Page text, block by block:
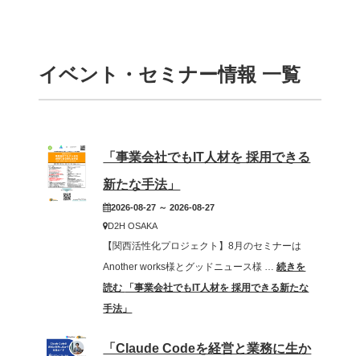
イベント・セミナー情報 一覧
「事業会社でもIT人材を 採用できる
新たな手法」
2026-08-27 ～ 2026-08-27
D2H OSAKA
【関西活性化プロジェクト】8月のセミナーは
Another works様とグッドニュース様 …続きを
読む
「事業会社でもIT人材を 採用できる新たな
手法」
「Claude Codeを経営と業務に生か